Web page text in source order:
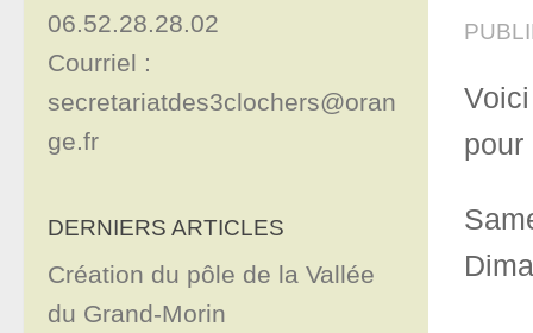
pour
06.52.28.28.02
Courriel :
secretariatdes3clochers@oran
ge.fr
DERNIERS ARTICLES
Création du pôle de la Vallée
du Grand-Morin